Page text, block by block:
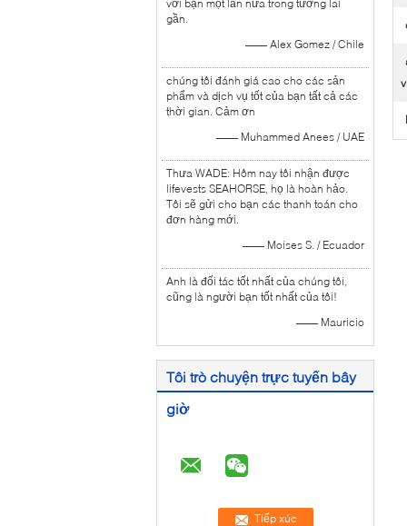
với bạn một lần nữa trong tương lai
gần.
—— Alex Gomez / Chile
chúng tôi đánh giá cao cho các sản
phẩm và dịch vụ tốt của bạn tất cả các
thời gian. Cảm ơn
—— Muhammed Anees / UAE
Thưa WADE: Hôm nay tôi nhận được
lifevests SEAHORSE, họ là hoàn hảo.
Tôi sẽ gửi cho bạn các thanh toán cho
đơn hàng mới.
—— Moises S. / Ecuador
Anh là đối tác tốt nhất của chúng tôi,
cũng là người bạn tốt nhất của tôi!
—— Mauricio
Tôi trò chuyện trực tuyến bây
giờ